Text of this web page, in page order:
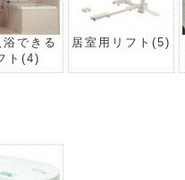
できる
ト (4)
居室用リフト (5)